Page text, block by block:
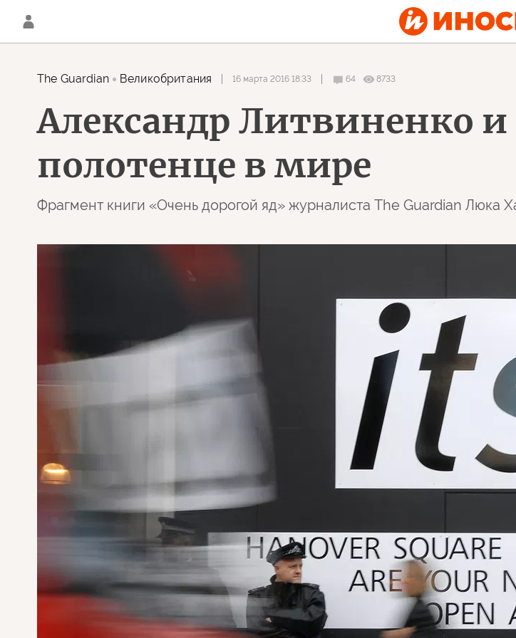
The Guardian Великобритания 16 марта 2016 18:33 64 8733
Александр Литвиненко
полотенце в мире
Фрагмент книги «Очень дорогой яд» журналиста The Guardian Люка